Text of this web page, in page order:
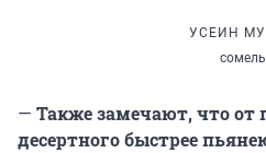
УСЕИН
— Также замечают, что от
десертного быстрее